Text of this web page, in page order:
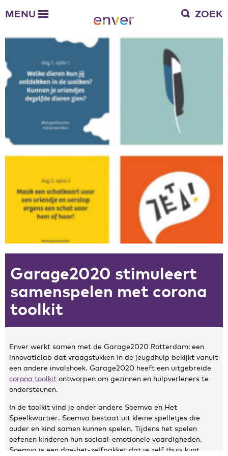
MENU ZOEK
Waar we voor staan
Verantwoording
Bestuur en toezicht
Zakelijke gegevens
Werken bij Enver
Enver als werkgever
Onze vrienden
Werkwijze
Nieuws
Zakelijke gegevens
Algemeen
Nieuws
Persoonlijke informatie en privacy
Privacyverklaring website
Contact
Garage2020 stimuleert
samenspelen met corona
toolkit
Enver werkt samen met de Garage2020 Rotterdam; een
innovatielab dat vraagstukken in de jeugdhulp bekijkt vanuit
een andere invalshoek. Garage2020 heeft een uitgebreide
corona toolkitontworpen om gezinnen en hulpverleners te
ondersteunen.
In de toolkit vind je onder andere Soemva en Het
Speelkwartier. Soemva bestaat uit kleine spelletjes die
ouder en kind samen kunnen spelen. Tijdens het spelen
oefenen kinderen hun sociaal-emotionele vaardigheden.
Soemva is een doe-het-zelfpakket dat je zelf thuis kunt